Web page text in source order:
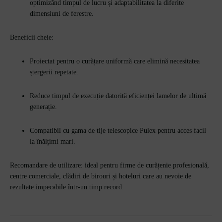
optimizând timpul de lucru și adaptabilitatea la diferite
dimensiuni de ferestre.
Beneficii cheie:
Proiectat pentru o curățare uniformă care elimină necesitatea
ștergerii repetate.
Reduce timpul de execuție datorită eficienței lamelor de ultimă
generație.
Compatibil cu gama de tije telescopice Pulex pentru acces facil
la înălțimi mari.
Recomandare de utilizare: ideal pentru firme de curățenie profesională,
centre comerciale, clădiri de birouri și hoteluri care au nevoie de
rezultate impecabile într-un timp record.